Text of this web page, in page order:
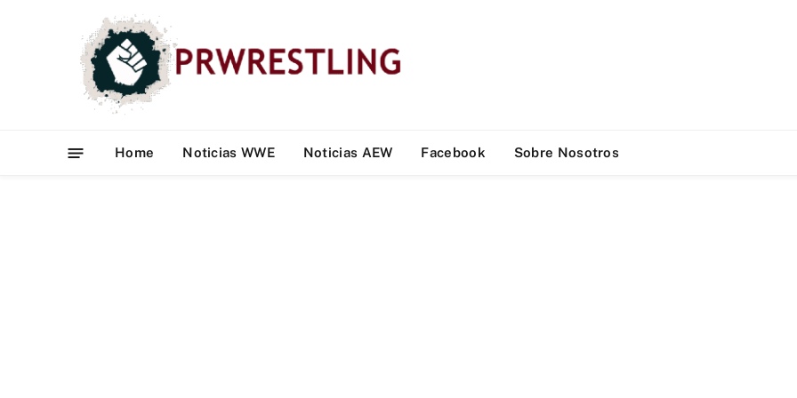
Home Noticias WWE Noticias AEW Facebook Sobre Nosotros